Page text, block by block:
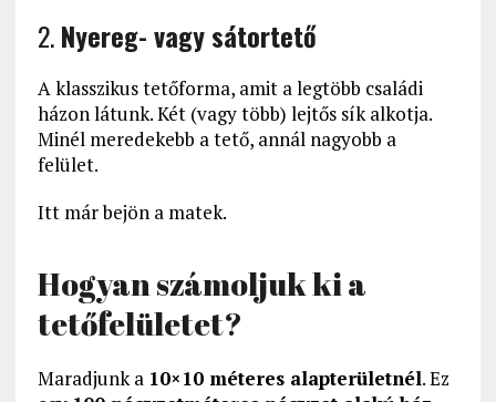
2.Nyereg- vagy sátortető
A klasszikus tetőforma, amit a legtöbb családi
házon látunk. Két (vagy több) lejtős sík alkotja.
Minél meredekebb a tető, annál nagyobb a
felület.
Itt már bejön a matek.
Hogyan számoljuk ki a
tetőfelületet?
Maradjunk a 10×10 méteres alapterületnél. Ez